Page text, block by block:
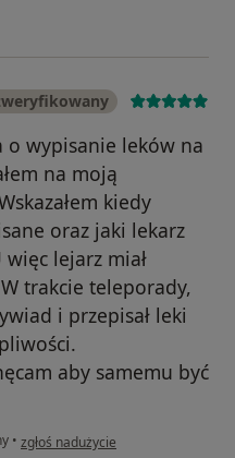
o wypisanie leków na
na moją
kiedy
oraz jaki lekarz
więc lejarz miał
trakcie teleporady,
i przepisał leki
aby samemu być
• w opinii użytkownika Darek
zgłoś nadużycie